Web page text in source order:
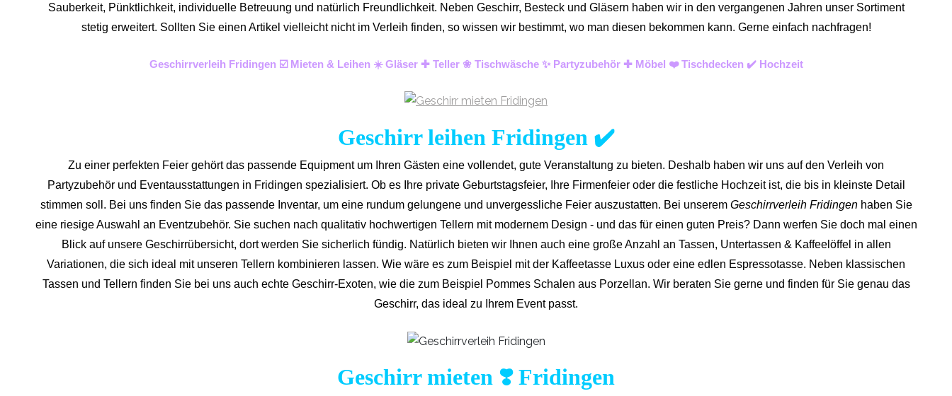
Sauberkeit, Pünktlichkeit, individuelle Betreuung und natürlich Freundlichkeit. Neben Geschirr, Besteck und Gläsern haben wir in den vergangenen Jahren unser Sortiment
stetig erweitert. Sollten Sie einen Artikel vielleicht nicht im Verleih finden, so wissen wir bestimmt, wo man diesen bekommen kann. Gerne einfach nachfragen!
Geschirrverleih Fridingen ☑️ Mieten & Leihen ☀️ Gläser ✚ Teller ❀ Tischwäsche ✨ Partyzubehör ✚ Möbel ❤️ Tischdecken ✔️ Hochzeit
Geschirr leihen Fridingen ✔️
Zu einer perfekten Feier gehört das passende Equipment um Ihren Gästen eine vollendet, gute Veranstaltung zu bieten. Deshalb haben wir uns auf den Verleih von
Partyzubehör und Eventausstattungen in Fridingen spezialisiert. Ob es Ihre private Geburtstagsfeier, Ihre Firmenfeier oder die festliche Hochzeit ist, die bis in kleinste Detail
stimmen soll. Bei uns finden Sie das passende Inventar, um eine rundum gelungene und unvergessliche Feier auszustatten. Bei unserem Geschirrverleih Fridingenhaben Sie
eine riesige Auswahl an Eventzubehör. Sie suchen nach qualitativ hochwertigen Tellern mit modernem Design - und das für einen guten Preis? Dann werfen Sie doch mal einen
Blick auf unsere Geschirrübersicht, dort werden Sie sicherlich fündig. Natürlich bieten wir Ihnen auch eine große Anzahl an Tassen, Untertassen & Kaffeelöffel in allen
Variationen, die sich ideal mit unseren Tellern kombinieren lassen. Wie wäre es zum Beispiel mit der Kaffeetasse Luxus oder eine edlen Espressotasse. Neben klassischen
Tassen und Tellern finden Sie bei uns auch echte Geschirr-Exoten, wie die zum Beispiel Pommes Schalen aus Porzellan. Wir beraten Sie gerne und finden für Sie genau das
Geschirr, das ideal zu Ihrem Event passt.
Geschirr mieten ❣️ Fridingen